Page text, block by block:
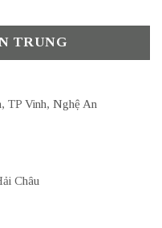
TRUNG
TP Vinh, Nghệ An
Châu